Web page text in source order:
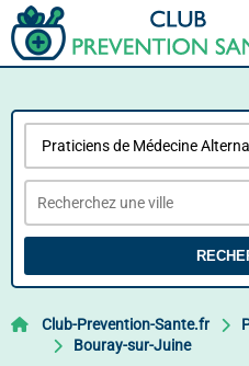
Club-Prevention-Sante.fr
Bouray-sur-Juine